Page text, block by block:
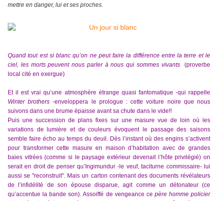
mettre en danger, lui et ses proches.
Quand tout est si blanc qu’on ne peut faire la différence entre la terre et le
ciel, les morts peuvent nous parler à nous qui sommes vivants
(proverbe
local cité en exergue)
Et il est vrai qu’une atmosphère étrange quasi fantomatique -qui rappelle
Winter brothers -enveloppera le prologue : cette voiture noire que nous
suivons dans une brume épaisse avant sa chute dans le vide!!
Puis une succession de plans fixes sur une masure vue de loin où les
variations de lumière et de couleurs évoquent le passage des saisons
semble faire écho au temps du deuil. Dès l’instant où des engins s’activent
pour transformer cette masure en maison d’habitation avec de grandes
baies vitrées (comme si le paysage extérieur devenait l’hôte privilégié) on
serait en droit de penser qu’Ingimundur -le veuf, taciturne commissaire- lui
aussi se "reconstruit". Mais un carton contenant des documents révélateurs
de l’infidélité de son épouse disparue, agit comme un détonateur (ce
qu’accentue la bande son). Assoiffé de vengeance ce père homme policier